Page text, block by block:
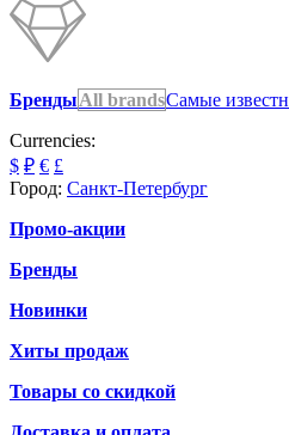
БрендыAll brandsСамые
Currencies:
$ ₽ € £
Город: Санкт-Петербург
Промо-акции
Бренды
Новинки
Хиты продаж
Товары со скидкой